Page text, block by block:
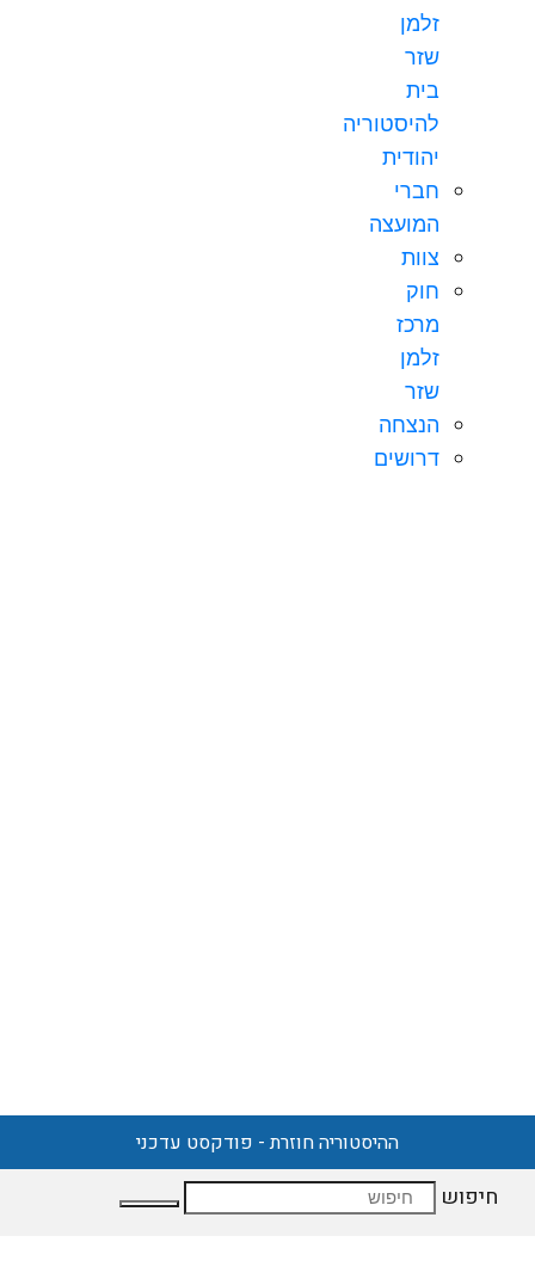
זלמן
שזר
בית
להיסטוריה
יהודית
חברי
המועצה
צוות
חוק
מרכז
זלמן
שזר
הנצחה
דרושים
ההיסטוריה חוזרת - פודקסט עדכני
חיפוש